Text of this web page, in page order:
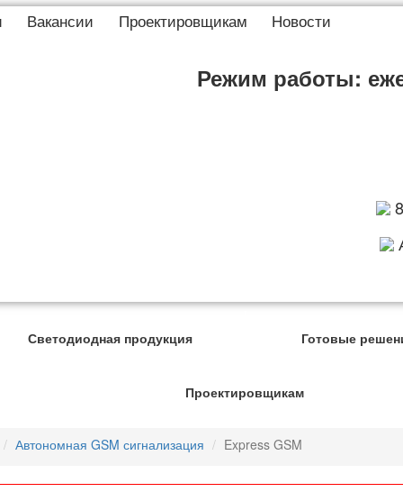
Вакансии Проектировщикам Новости
Режим работы:
Светодиодная продукция Готовые
Проектировщикам
Автономная GSM сигнализация Express GSM